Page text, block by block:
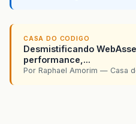
CASA DO CODIGO
Desmistificando
performance,...
Por Raphael Amorim — Casa